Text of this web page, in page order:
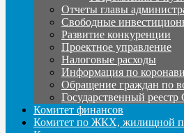
Отчеты главы
Свободные
Развитие конкуренции
Проектное управление
Налоговые расходы
Информация по
Обращение граждан по
Государственный
Комитет финансов
Комитет по ЖКХ, жилищной